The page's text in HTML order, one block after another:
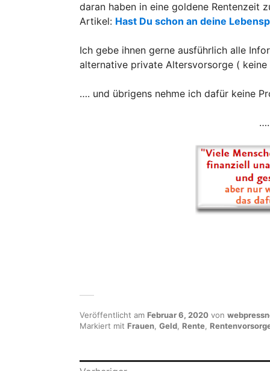
daran haben in eine goldene Rentenzeit
Artikel: Hast Du schon an deine
Ich gebe ihnen gerne ausführlich alle
alternative private Altersvorsorge ( keine
…. und übrigens nehme ich dafür keine
Veröffentlicht am Februar 6, 2020 von
Markiert mit Frauen Geld Rente